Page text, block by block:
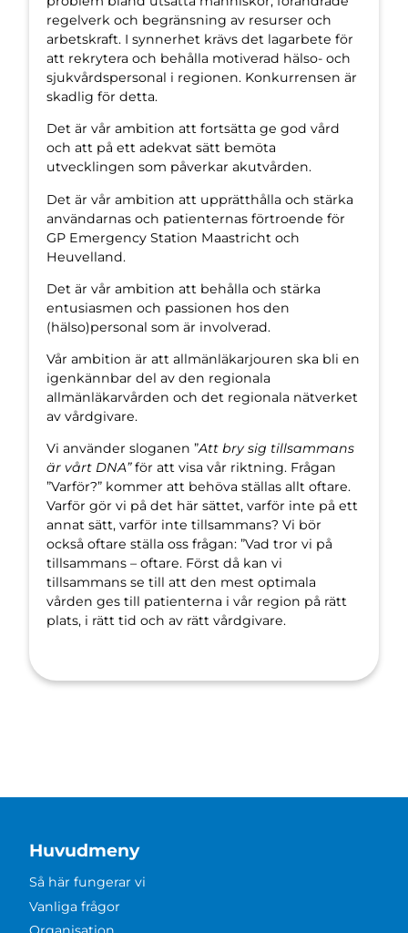
regelverk och begränsning av resurser och
arbetskraft. I synnerhet krävs det lagarbete för
att rekrytera och behålla motiverad hälso- och
sjukvårdspersonal i regionen. Konkurrensen är
skadlig för detta.
Det är vår ambition att fortsätta ge god vård
och att på ett adekvat sätt bemöta
utvecklingen som påverkar akutvården.
Det är vår ambition att upprätthålla och stärka
användarnas och patienternas förtroende för
GP Emergency Station Maastricht och
Heuvelland.
Det är vår ambition att behålla och stärka
entusiasmen och passionen hos den
(hälso)personal som är involverad.
Vår ambition är att allmänläkarjouren ska bli en
igenkännbar del av den regionala
allmänläkarvården och det regionala nätverket
av vårdgivare.
Vi använder sloganen ”Att bry sig tillsammans
är vårt DNA”för att visa vår riktning. Frågan
”Varför?” kommer att behöva ställas allt oftare.
Varför gör vi på det här sättet, varför inte på ett
annat sätt, varför inte tillsammans? Vi bör
också oftare ställa oss frågan: ”Vad tror vi på
tillsammans – oftare. Först då kan vi
tillsammans se till att den mest optimala
vården ges till patienterna i vår region på rätt
plats, i rätt tid och av rätt vårdgivare.
Huvudmeny
Så här fungerar vi
Vanliga frågor